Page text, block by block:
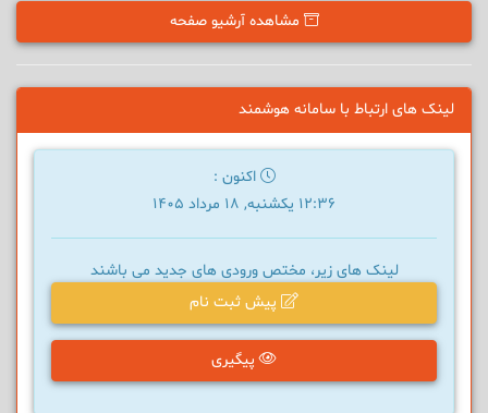
مشاهده آرشیو صفحه
لینک های ارتباط با سامانه هوشمند
اکنون :
12:36 یکشنبه, 18 مرداد 1405
لینک های زیر، مختص ورودی های جدید می باشند
پیش ثبت نام
پیگیری